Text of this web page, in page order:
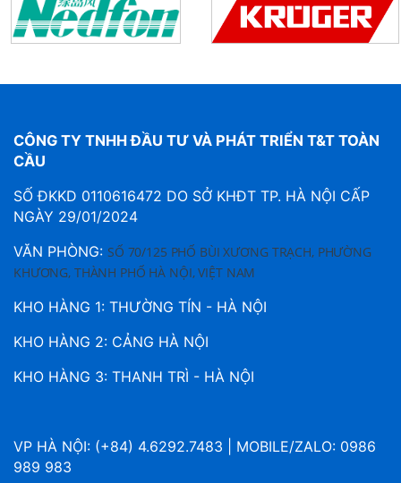
CÔNG TY TNHH ĐẦU TƯ VÀ PHÁT TRIỂN T&T TOÀN
CẦU
SỐ ĐKKD 0110616472 DO SỞ KHĐT TP. HÀ NỘI CẤP
NGÀY 29/01/2024
VĂN PHÒNG: SỐ 70/125 PHỐ BÙI XƯƠNG TRẠCH, PHƯỜNG
KHƯƠNG, THÀNH PHỐ HÀ NỘI, VIỆT NAM
KHO HÀNG 1: THƯỜNG TÍN - HÀ NỘI
KHO HÀNG 2: CẢNG HÀ NỘI
KHO HÀNG 3: THANH TRÌ - HÀ NỘI
VP HÀ NỘI: (+84) 4.6292.7483 | MOBILE/ZALO: 0986
989 983